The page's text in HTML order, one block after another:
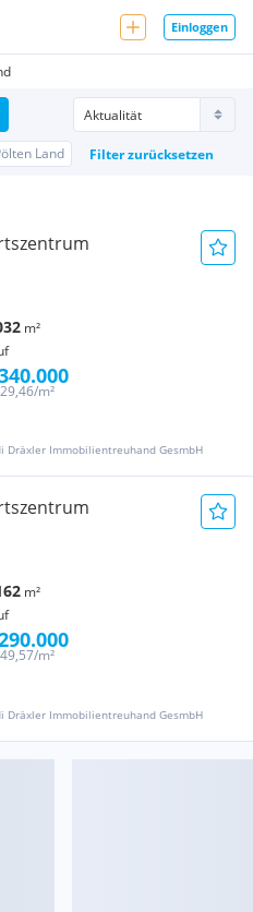
Einloggen
Land Filter zurücksetzen
m²
Dräxler Immobilientreuhand GesmbH
m²
m²
Dräxler Immobilientreuhand GesmbH
m²